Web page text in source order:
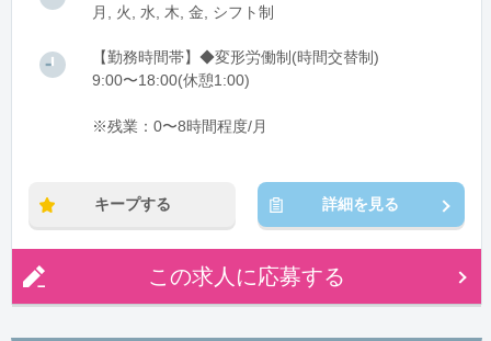
月, 火, 水, 木, 金, シフト制
【勤務時間帯】◆変形労働制(時間交替制)
9:00〜18:00(休憩1:00)
※残業：0〜8時間程度/月
キープする 詳細を見る
この求人に応募する